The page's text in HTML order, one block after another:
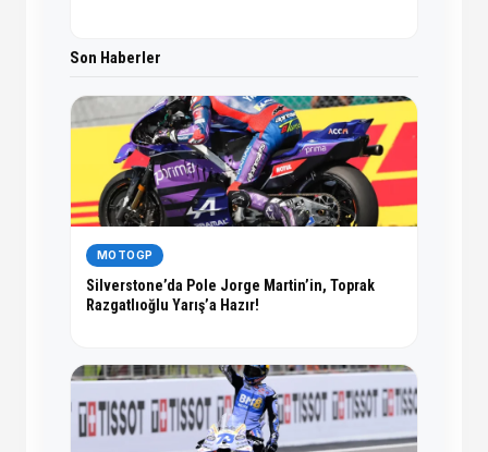
Son Haberler
MOTOGP
Silverstone’da Pole Jorge Martin’in, Toprak
Razgatlıoğlu Yarış’a Hazır!